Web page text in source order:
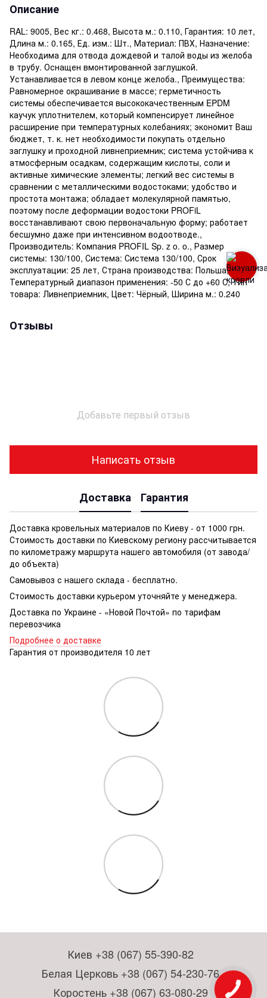
Описание
RAL: 9005, Вес кг.: 0.468, Высота м.: 0.110, Гарантия: 10 лет,
Длина м.: 0.165, Ед. изм.: Шт., Материал: ПВХ, Назначение:
Необходима для отвода дождевой и талой воды из желоба
в трубу. Оснащен вмонтированной заглушкой.
Устанавливается в левом конце желоба., Преимущества:
Равномерное окрашивание в массе; герметичность
системы обеспечивается высококачественным EPDM
каучук уплотнителем, который компенсирует линейное
расширение при температурных колебаниях; экономит Ваш
бюджет, т. к. нет необходимости покупать отдельно
заглушку и проходной ливнеприемник; система устойчива к
атмосферным осадкам, содержащим кислоты, соли и
активные химические элементы; легкий вес системы в
сравнении с металлическими водостоками; удобство и
простота монтажа; обладает молекулярной памятью,
поэтому после деформации водостоки PROFiL
восстанавливают свою первоначальную форму; работает
бесшумно даже при интенсивном водоотводе.,
Производитель: Компания PROFIL Sp. z o. o., Размер
системы: 130/100, Система: Система 130/100, Срок
эксплуатации: 25 лет, Страна производства: Польша,
Температурный диапазон применения: -50 С до +60 С, Тип
товара: Ливнеприемник, Цвет: Чёрный, Ширина м.: 0.240
Отзывы
Добавьте первый отзыв
Написать отзыв
Доставка Гарантия
Доставка кровельных материалов по Киеву - от 1000 грн.
Стоимость доставки по Киевскому региону рассчитывается
по километражу маршрута нашего автомобиля (от завода/
до объекта)
Самовывоз с нашего склада - бесплатно.
Стоимость доставки курьером уточняйте у менеджера.
Доставка по Украине - «Новой Почтой» по тарифам
перевозчика
Подробнее о доставке
Гарантия от производителя 10 лет
Киев +38 (067) 55-390-82
Белая Церковь +38 (067) 54-230-76
Коростень +38 (067) 63-080-29